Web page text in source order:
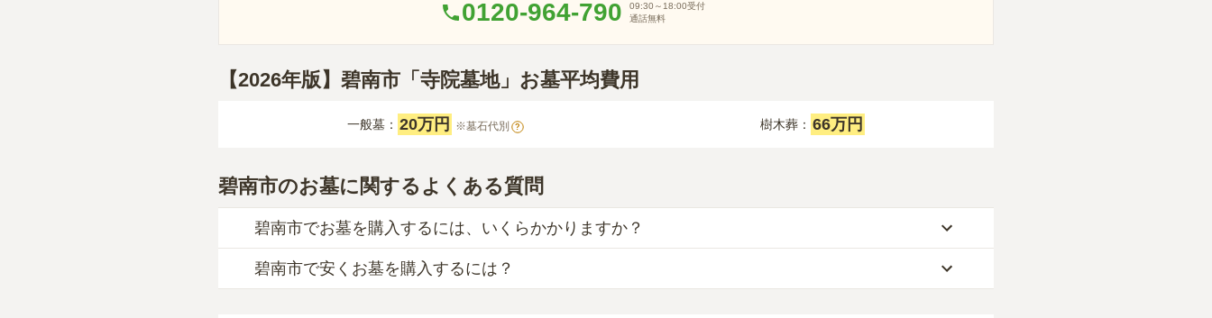
0120-964-790 09:30～18:00受付
通話無料
【2026年版】碧南市「寺院墓地」お墓平均費用
一般墓： 20万円 ※墓石代別 ? 樹木葬： 66万円
碧南市のお墓に関するよくある質問
碧南市でお墓を購入するには、いくらかかりますか？
碧南市での購入費用の目安は、一般墓が約169万円、樹木葬が約66万円
碧南市で安くお墓を購入するには？